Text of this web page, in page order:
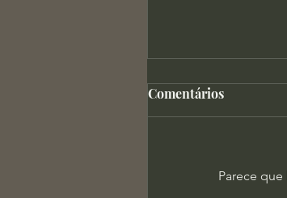
Comentários
Parece